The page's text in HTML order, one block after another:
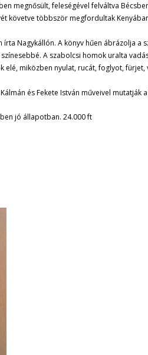
megnősült, feleségével felváltva
követve többször megfordultak
írta Nagykállón. A könyv hűen ábrázolja a
A szabolcsi homok uralta
elé, miközben nyulat, rucát, foglyot,
és Fekete István műveivel mutatják
jó állapotban. 24.000 ft